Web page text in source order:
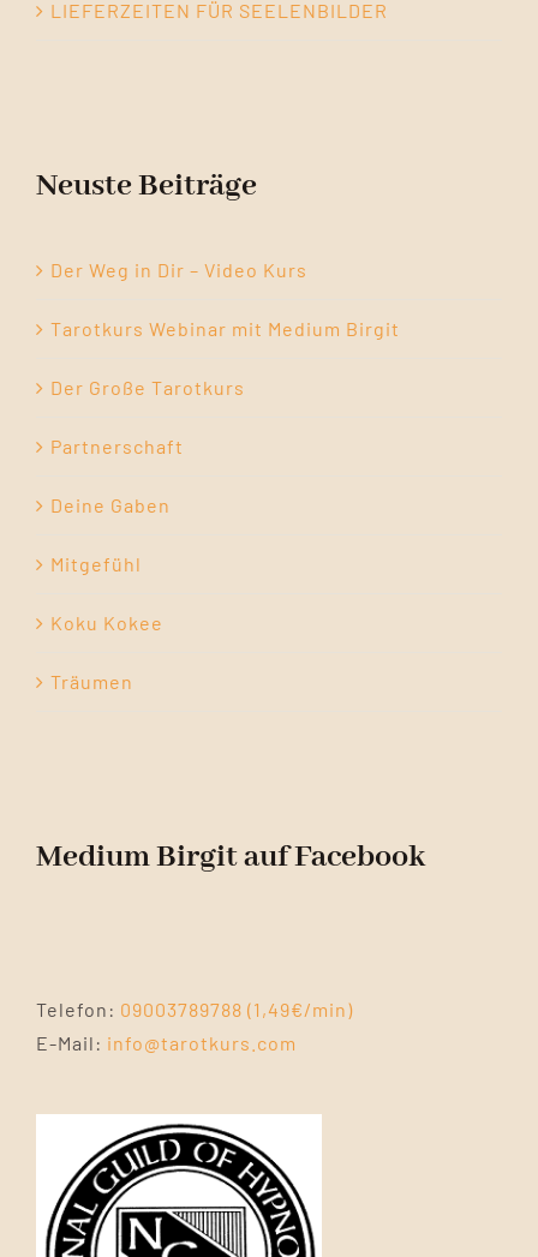
LIEFERZEITEN FÜR SEELENBILDER
Neuste Beiträge
Der Weg in Dir – Video Kurs
Tarotkurs Webinar mit Medium Birgit
Der Große Tarotkurs
Partnerschaft
Deine Gaben
Mitgefühl
Koku Kokee
Träumen
Medium Birgit auf Facebook
Telefon: 09003789788 (1,49€/min)
E-Mail: info@tarotkurs.com